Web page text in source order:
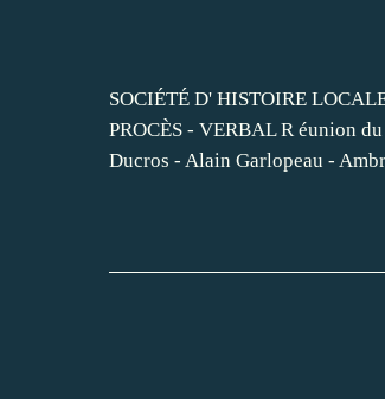
SOCIÉTÉ D' HISTOIRE
PROCÈS - VERBAL R éunion
Ducros - Alain Garlopeau -